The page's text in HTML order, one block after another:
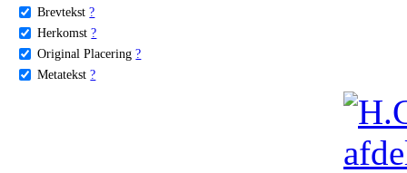
Brevtekst ?
Herkomst ?
Original Placering ?
Metatekst ?